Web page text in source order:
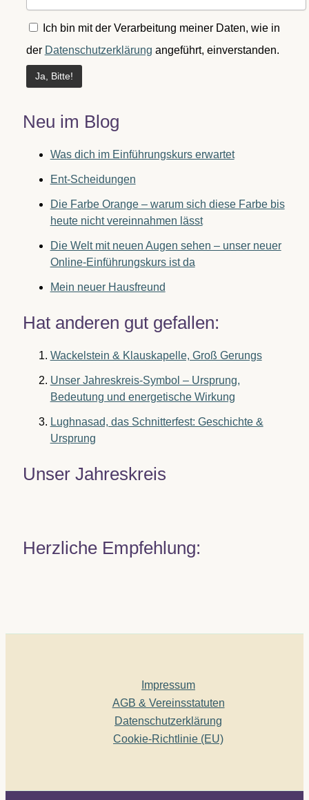
Ich bin mit der Verarbeitung meiner Daten, wie in
der Datenschutzerklärung angeführt, einverstanden.
Neu im Blog
Was dich im Einführungskurs erwartet
Ent-Scheidungen
Die Farbe Orange – warum sich diese Farbe bis
heute nicht vereinnahmen lässt
Die Welt mit neuen Augen sehen – unser neuer
Online-Einführungskurs ist da
Mein neuer Hausfreund
Hat anderen gut gefallen:
Wackelstein & Klauskapelle, Groß Gerungs
Unser Jahreskreis-Symbol – Ursprung,
Bedeutung und energetische Wirkung
Lughnasad, das Schnitterfest: Geschichte &
Ursprung
Unser Jahreskreis
Herzliche Empfehlung:
Impressum
AGB & Vereinsstatuten
Datenschutzerklärung
Cookie-Richtlinie (EU)